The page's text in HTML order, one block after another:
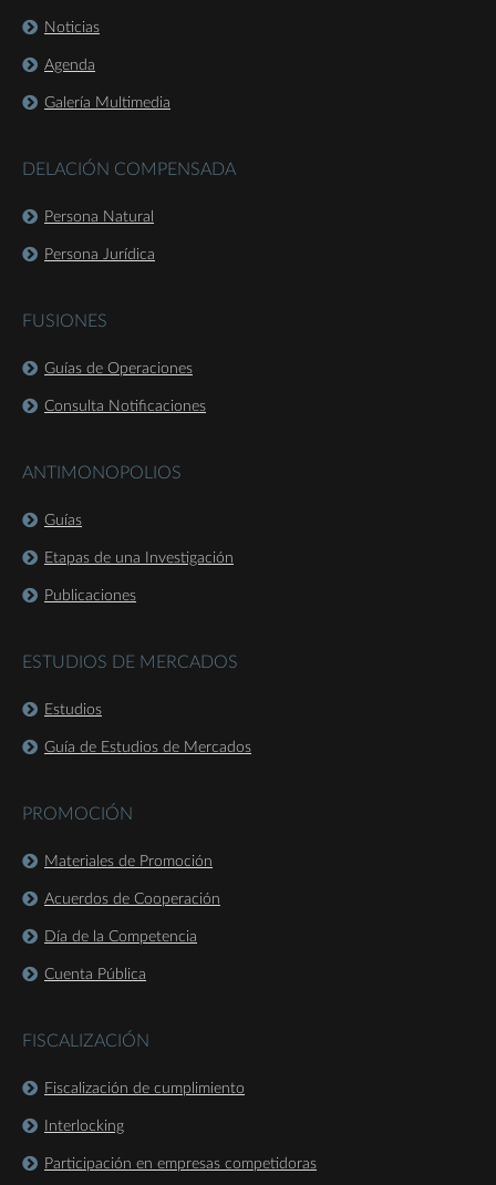
Noticias
Agenda
Galería Multimedia
DELACIÓN COMPENSADA
Persona Natural
Persona Jurídica
FUSIONES
Guías de Operaciones
Consulta Notificaciones
ANTIMONOPOLIOS
Guías
Etapas de una Investigación
Publicaciones
ESTUDIOS DE MERCADOS
Estudios
Guía de Estudios de Mercados
PROMOCIÓN
Materiales de Promoción
Acuerdos de Cooperación
Día de la Competencia
Cuenta Pública
FISCALIZACIÓN
Fiscalización de cumplimiento
Interlocking
Participación en empresas competidoras